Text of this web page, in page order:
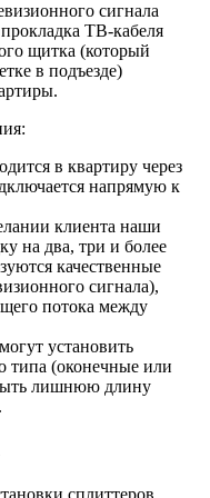
сигнала
ТВ-кабеля
щитка (который
в подъезде)
в квартиру через
напрямую к
клиента наши
на два, три и более
качественные
сигнала),
потока между
установить
типа (оконечные или
лишнюю длину
сплиттеров,